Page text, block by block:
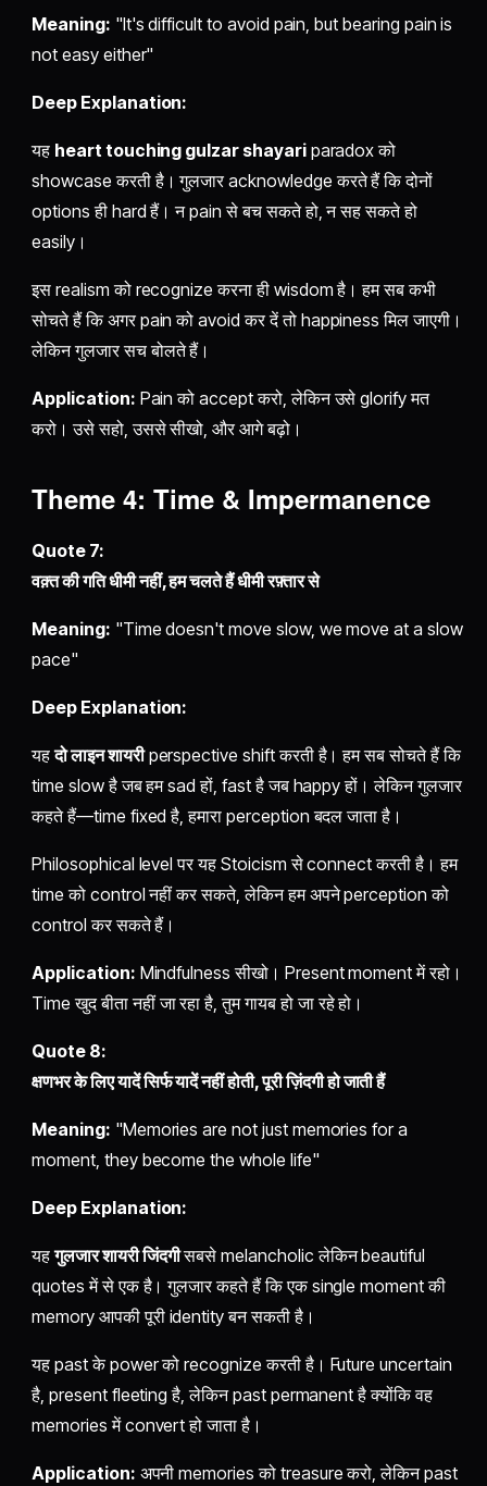
Meaning: "It's difficult to avoid pain, but bearing pain is
not easy either"
Deep Explanation:
यह heart touching gulzar shayariparadox को
showcase करती है। गुलजार acknowledge करते हैं कि दोनों
options ही hard हैं। न pain से बच सकते हो, न सह सकते हो
easily।
इस realism को recognize करना ही wisdom है। हम सब कभी
सोचते हैं कि अगर pain को avoid कर दें तो happiness मिल जाएगी।
लेकिन गुलजार सच बोलते हैं।
Application: Pain को accept करो, लेकिन उसे glorify मत
करो। उसे सहो, उससे सीखो, और आगे बढ़ो।
Theme 4: Time & Impermanence
Quote 7:
वक़्त की गति धीमी नहीं, हम चलते हैं धीमी रफ़्तार से
Meaning: "Time doesn't move slow, we move at a slow
pace"
Deep Explanation:
यहदो लाइन शायरीperspective shift करती है। हम सब सोचते हैं कि
time slow है जब हम sad हों, fast है जब happy हों। लेकिन गुलजार
कहते हैं—time fixed है, हमारा perception बदल जाता है।
Philosophical level पर यह Stoicism से connect करती है। हम
time को control नहीं कर सकते, लेकिन हम अपने perception को
control कर सकते हैं।
Application: Mindfulness सीखो। Present moment में रहो।
Time खुद बीता नहीं जा रहा है, तुम गायब हो जा रहे हो।
Quote 8:
क्षणभर के लिए यादें सिर्फ यादें नहीं होती, पूरी ज़िंदगी हो जाती हैं
Meaning: "Memories are not just memories for a
moment, they become the whole life"
Deep Explanation:
यहगुलजार शायरी जिंदगीसबसे melancholic लेकिन beautiful
quotes में से एक है। गुलजार कहते हैं कि एक single moment की
memory आपकी पूरी identity बन सकती है।
यह past के power को recognize करती है। Future uncertain
है, present fleeting है, लेकिन past permanent है क्योंकि वह
memories में convert हो जाता है।
Application: अपनी memories को treasure करो, लेकिन past